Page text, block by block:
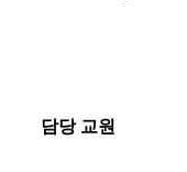
담당 교원